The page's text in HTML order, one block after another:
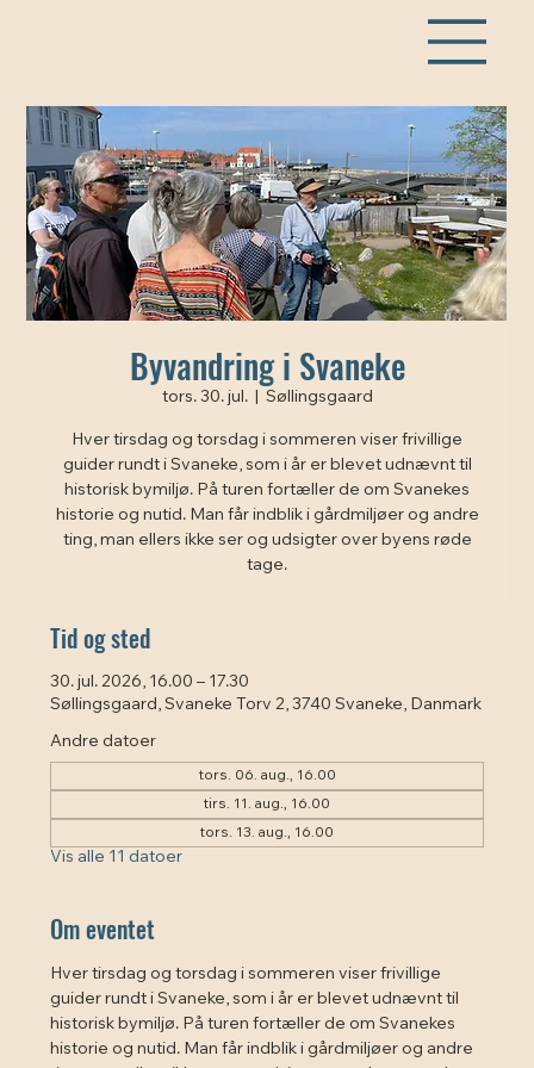
Byvandring i Svaneke
tors. 30. jul.
  |
Søllingsgaard
Hver tirsdag og torsdag i sommeren viser frivillige
guider rundt i Svaneke, som i år er blevet udnævnt til
historisk bymiljø. På turen fortæller de om Svanekes
historie og nutid. Man får indblik i gårdmiljøer og andre
ting, man ellers ikke ser og udsigter over byens røde
tage.
Tid og sted
30. jul. 2026, 16.00 – 17.30
Søllingsgaard, Svaneke Torv 2, 3740 Svaneke, Danmark
Andre datoer
tors. 06. aug., 16.00
tirs. 11. aug., 16.00
tors. 13. aug., 16.00
Vis alle 11 datoer
Om eventet
Hver tirsdag og torsdag i sommeren viser frivillige
guider rundt i Svaneke, som i år er blevet udnævnt til
historisk bymiljø. På turen fortæller de om Svanekes
historie og nutid. Man får indblik i gårdmiljøer og andre